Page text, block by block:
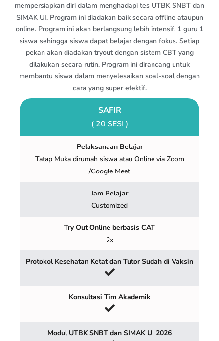
mempersiapkan diri dalam menghadapi tes UTBK SNBT dan
SIMAK UI. Program ini diadakan baik secara offline ataupun
online. Program ini akan berlangsung lebih intensif, 1 guru 1
siswa sehingga siswa dapat belajar dengan fokus. Setiap
pekan akan diadakan tryout dengan sistem CBT yang
dilakukan secara rutin. Program ini dirancang untuk
membantu siswa dalam menyelesaikan soal-soal dengan
cara yang super efektif.
SAFIR
( 20 SESI )
Pelaksanaan Belajar
Tatap Muka dirumah siswa atau Online via Zoom
/Google Meet
Jam Belajar
Customized
Try Out Online berbasis CAT
2x
Protokol Kesehatan Ketat dan Tutor Sudah di Vaksin
Konsultasi Tim Akademik
Modul UTBK SNBT dan SIMAK UI 2026